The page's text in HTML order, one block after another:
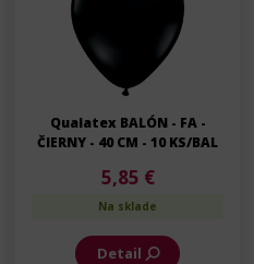
Qualatex BALÓN - FA -
ČIERNY - 40 CM - 10 KS/BAL
5,85 €
Na sklade
Detail